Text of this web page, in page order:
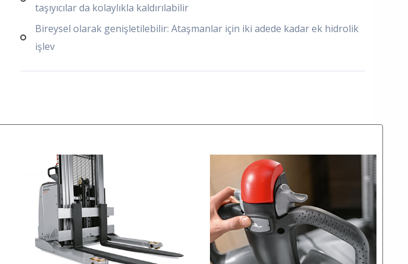
taşıyıcılar da kolaylıkla kaldırılabilir
Bireysel olarak genişletilebilir: Ataşmanlar için iki adede kadar ek hidrolik
işlev